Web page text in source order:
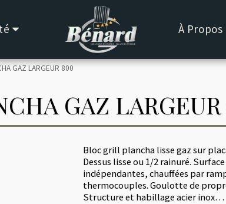
À Propos
GAZ LARGEUR 800
GAZ
Bloc grill plancha lisse gaz sur
Dessus lisse ou 1/2 rainuré.
indépendantes, chauffées par
thermocouples. Goulotte de
Structure et habillage acier inox…